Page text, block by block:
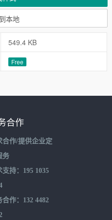
本地
549.4 KB
Free
合作
合作/提供企业定
务
支持：195 1035
合作：132 4482